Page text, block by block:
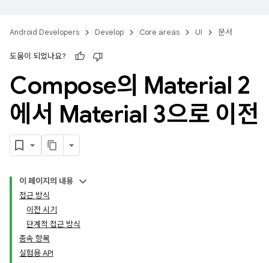
Android Developers Develop Core areas UI 문서
도움이 되었나요?
Compose의 Material 2
에서 Material 3으로 이전
이 페이지의 내용
접근 방식
이전 시기
단계적 접근 방식
종속 항목
실험용 API